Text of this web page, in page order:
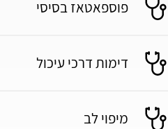
פוספאטאז בסיסי
דימות דרכי עיכול
מיפוי לב